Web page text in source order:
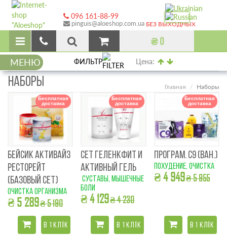
096 161-88-99
pinguis@aloeshop.com.ua БЕЗ ВЫХОДНЫХ
₴ 0
МЕНЮ ФИЛЬТР Цена:
НАБОРЫ Главная Наборы
Бесплатная
доставка
БЕЙСИК АКТИВАЙЗ
РЕСТОРЕЙТ
(БАЗОВЫЙ СЕТ)
очистка организма
₴ 5 289₴ 5 190
В 1 КЛІК
Бесплатная
доставка
СЕТ ГЕЛЕНКФИТ И
АКТИВНЫЙ ГЕЛЬ
суставы, мышечные
боли
₴ 4 129₴ 4 230
В 1 КЛІК
Бесплатная
доставка
ПРОГРАМ. С9 (ВАН.)
похудение, очистка
₴ 4 949₴ 5 955
В 1 КЛІК